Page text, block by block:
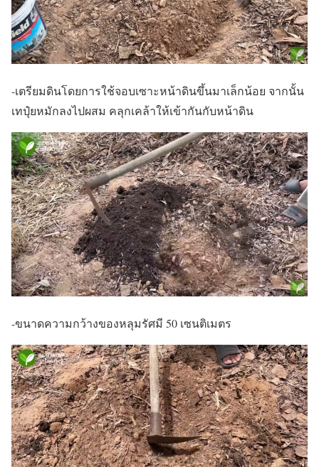
-เตรียมดินโดยการใช้จอบเซาะหน้าดินขึ้นมาเล็กน้อย จากนั้น
เทปุ๋ยหมักลงไปผสม คลุกเคล้าให้เข้ากันกับหน้าดิน
-ขนาดความกว้างของหลุมรัศมี 50 เซนติเมตร